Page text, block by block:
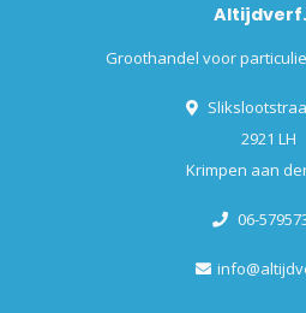
Groothandel voor
2921 LH
Krimpen aan
06-